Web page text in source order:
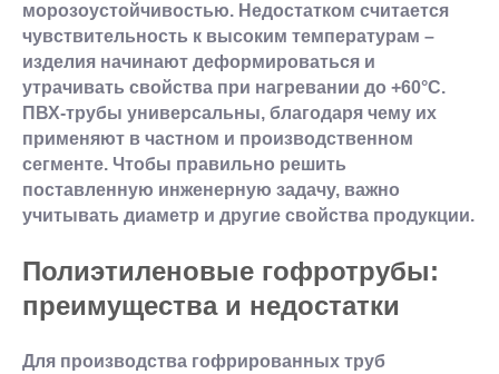
морозоустойчивостью. Недостатком считается
чувствительность к высоким температурам –
изделия начинают деформироваться и
утрачивать свойства при нагревании до +60°С.
ПВХ-трубы универсальны, благодаря чему их
применяют в частном и производственном
сегменте. Чтобы правильно решить
поставленную инженерную задачу, важно
учитывать диаметр и другие свойства продукции.
Полиэтиленовые гофротрубы:
преимущества и недостатки
Для производства гофрированных труб